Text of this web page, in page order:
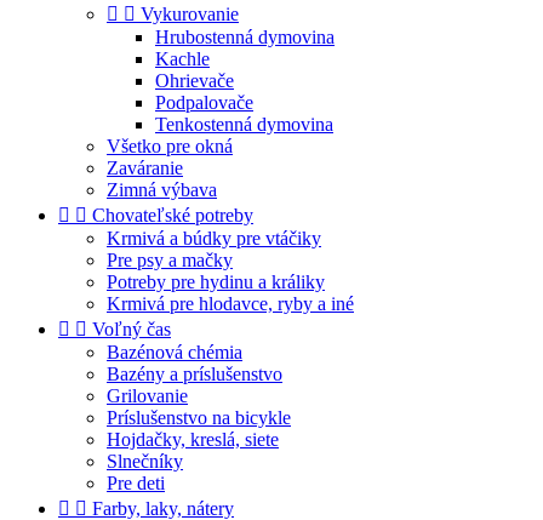
  Vykurovanie
Hrubostenná dymovina
Kachle
Ohrievače
Podpalovače
Tenkostenná dymovina
Všetko pre okná
Zaváranie
Zimná výbava
  Chovateľské potreby
Krmivá a búdky pre vtáčiky
Pre psy a mačky
Potreby pre hydinu a králiky
Krmivá pre hlodavce, ryby a iné
  Voľný čas
Bazénová chémia
Bazény a príslušenstvo
Grilovanie
Príslušenstvo na bicykle
Hojdačky, kreslá, siete
Slnečníky
Pre deti
  Farby, laky, nátery